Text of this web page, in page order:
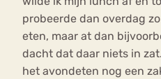
probeerde dan overdag
eten, maar at dan
dacht dat daar niets in
het avondeten nog een